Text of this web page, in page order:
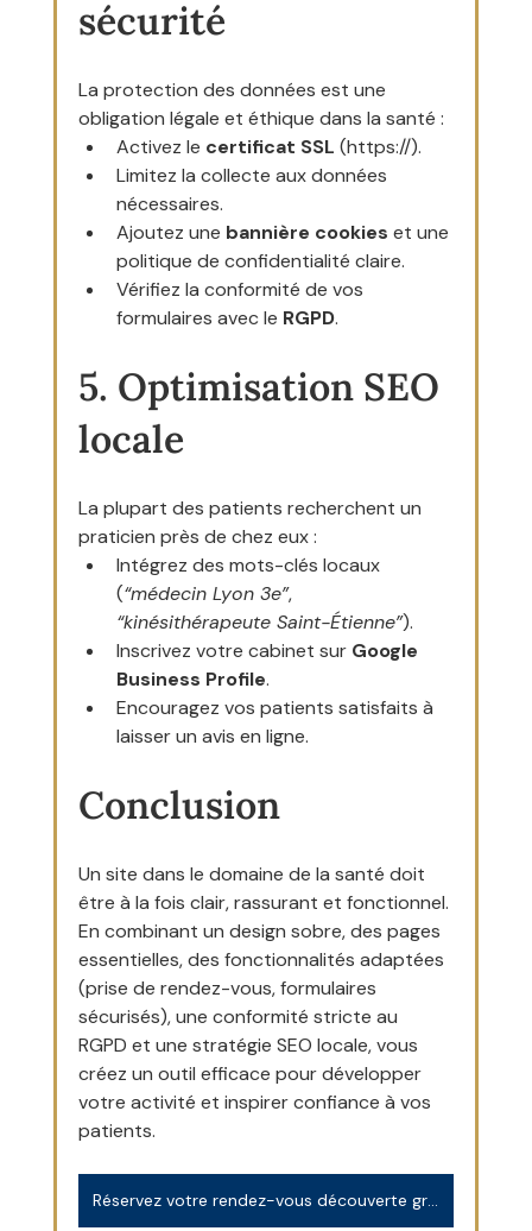
sécurité
La protection des données est une
obligation légale et éthique dans la santé :
Activez le certificat SSL (https://).
Limitez la collecte aux données
nécessaires.
Ajoutez une bannière cookies et une
politique de confidentialité claire.
Vérifiez la conformité de vos
formulaires avec le RGPD.
5. Optimisation SEO
locale
La plupart des patients recherchent un
praticien près de chez eux :
Intégrez des mots-clés locaux
(“médecin Lyon 3e”,
“kinésithérapeute Saint-Étienne”).
Inscrivez votre cabinet sur Google
Business Profile.
Encouragez vos patients satisfaits à
laisser un avis en ligne.
Conclusion
Un site dans le domaine de la santé doit
être à la fois clair, rassurant et fonctionnel.
En combinant un design sobre, des pages
essentielles, des fonctionnalités adaptées
(prise de rendez-vous, formulaires
sécurisés), une conformité stricte au
RGPD et une stratégie SEO locale, vous
créez un outil efficace pour développer
votre activité et inspirer confiance à vos
patients.
Réservez votre rendez-vous découverte gratuit et sans engagement